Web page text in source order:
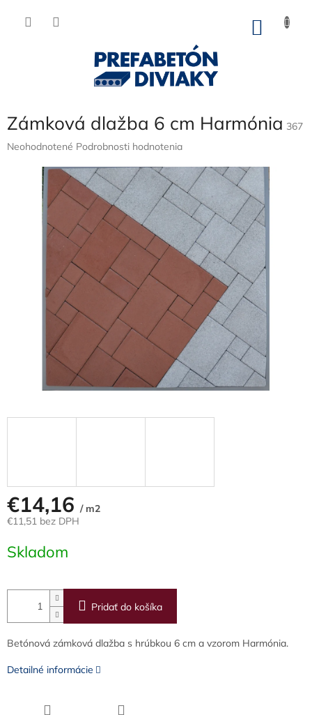
Zámková dlažba 6 cm Harmónia 367
Priemerné
produktu
Neohodnotené Podrobnosti hodnotenia
€14,16 / m2
€11,51 bez DPH
cena:
Skladom
Pridať do košíka
Betónová zámková dlažba s hrúbkou 6 cm a vzorom Harmónia.
Detailné informácie